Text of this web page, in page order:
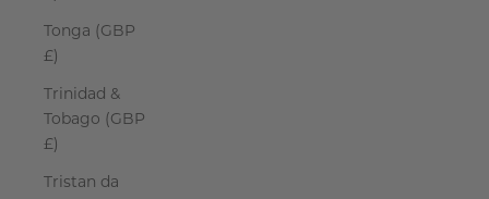
Tonga (GBP
£)
Trinidad &
Tobago (GBP
£)
Tristan da